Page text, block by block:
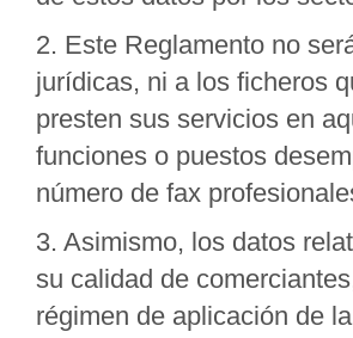
2. Este Reglamento no
jurídicas, ni a los ficheros
presten sus servicios en
funciones o puestos
número de fax
3. Asimismo, los datos
su calidad de
régimen de aplicación de